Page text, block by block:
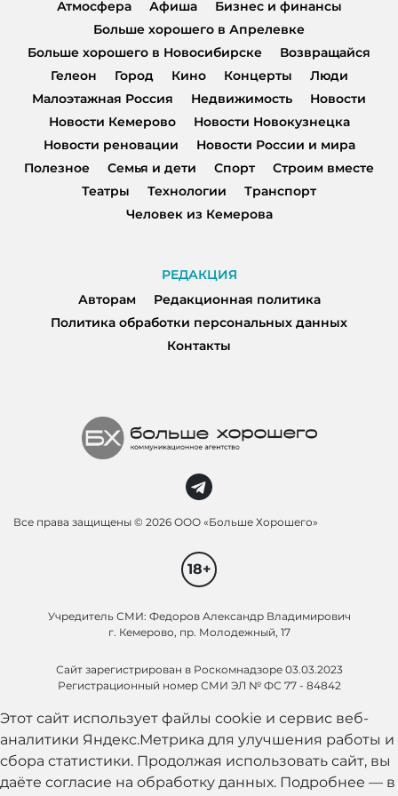
Атмосфера Афиша
Бизнес и финансы
Больше хорошего в Апрелевке
Больше хорошего в Новосибирске
Возвращайся
Гелеон
Город Кино Концерты
Люди
Малоэтажная Россия
Недвижимость
Новости
Новости Кемерово
Новости Новокузнецка
Новости реновации
Новости России и мира
Полезное
Семья и дети Спорт
Строим вместе
Театры
Технологии
Транспорт
Человек из Кемерова
РЕДАКЦИЯ
Авторам
Редакционная политика
Политика обработки персональных данных
Контакты
Все права защищены © 2026 ООО «Больше Хорошего»
18+
Учредитель СМИ: Федоров Александр Владимирович
г. Кемерово, пр. Молодежный, 17
Сайт зарегистрирован в Роскомнадзоре 03.03.2023
Регистрационный номер СМИ ЭЛ № ФС 77 - 84842
Этот сайт использует файлы cookie и сервис веб-
аналитики Яндекс.Метрика для улучшения работы и
сбора статистики. Продолжая использовать сайт, вы
даёте согласие на обработку данных. Подробнее — в